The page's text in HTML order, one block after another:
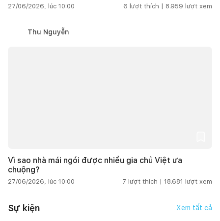
27/06/2026, lúc 10:00 6 lượt thích | 8.959 lượt xem
Thu Nguyễn
Vì sao nhà mái ngói được nhiều gia chủ Việt ưa
chuộng?
27/06/2026, lúc 10:00 7 lượt thích | 18.681 lượt xem
Sự kiện Xem tất cả